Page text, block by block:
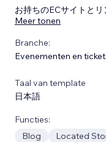
お持ちのECサイトと
Meer tonen
Branche:
Evenementen en
Taal van template
日本語
Functies:
Blog
Located